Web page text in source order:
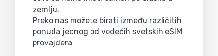
zemlju.
Preko nas možete birati između različitih
ponuda jednog od vodećih svetskih eSIM
provajdera!